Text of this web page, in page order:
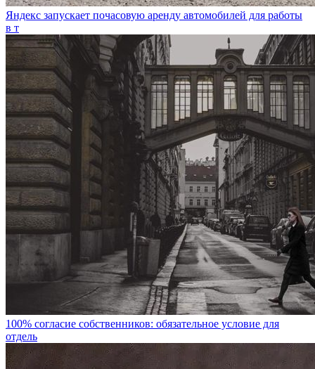
Яндекс запускает почасовую аренду автомобилей для работы
в т
100% согласие собственников: обязательное условие для
отдель